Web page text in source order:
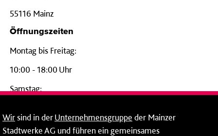
55116 Mainz
Öffnungszeiten
Montag bis Freitag:
10:00 - 18:00 Uhr
Samstag:
24-Stunden-Telefon*
Wirsind in derUnternehmensgruppe der Mainzer
Stadtwerke AG und führen ein gemeinsames